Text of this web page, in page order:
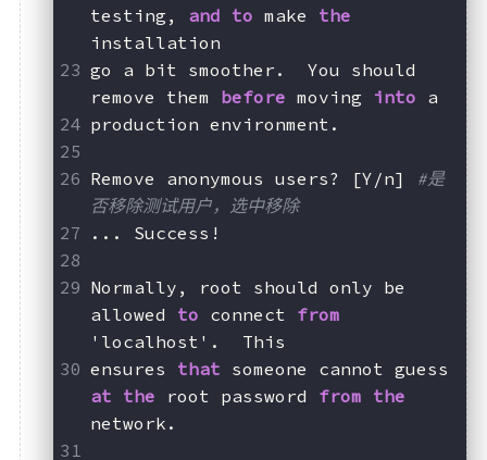
testing, and to make the
installation
go a bit smoother.  You should
remove them before moving into a
production environment.
Remove anonymous users? [Y/n]
#是
否移除测试用户，选中移除
... Success!
Normally, root should only be
allowed to connect from
'localhost'.  This
ensures that
at the root password from the
network.